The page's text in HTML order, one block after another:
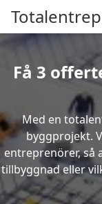
Få 3
Med en
byggprojekt.
entreprenörer, så
tillbyggnad eller